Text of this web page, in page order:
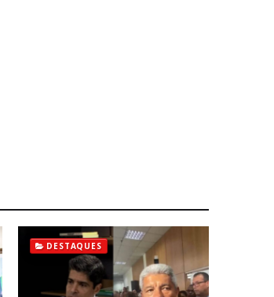
DESTAQUES